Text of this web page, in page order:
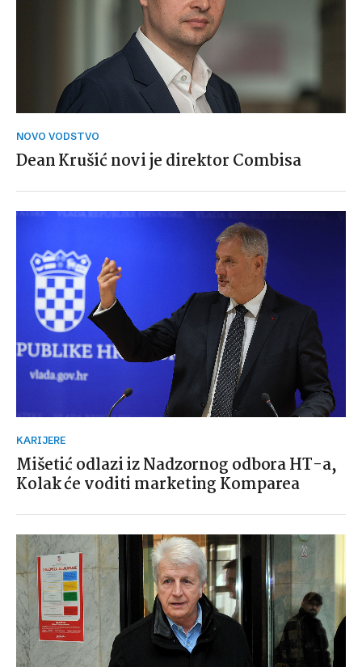
NOVO VODSTVO
Dean Krušić novi je direktor Combisa
KARIJERE
Mišetić odlazi iz Nadzornog odbora HT-a,
Kolak će voditi marketing Komparea